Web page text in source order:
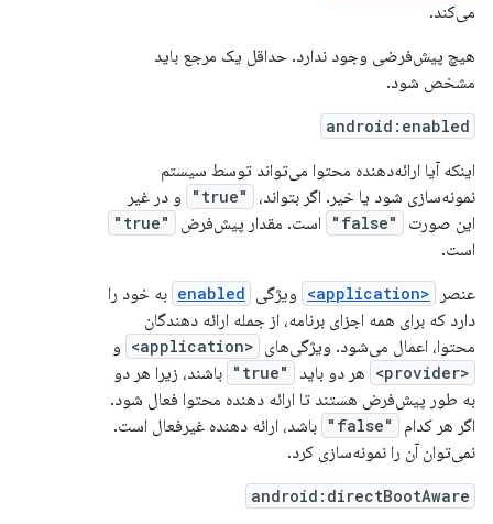
می‌کند.
هیچ پیش‌فرضی وجود ندارد. حداقل یک مرجع باید
مشخص شود.
android:enabled
اینکه آیا ارائه‌دهنده محتوا می‌تواند توسط سیستم
نمونه‌سازی شود یا خیر. اگر بتواند،
"true"
و در غیر
این صورت
"false" است. مقدار پیش‌فرض "true"
است.
عنصر
<application> ویژگی enabled به خود را
دارد که برای همه اجزای برنامه، از جمله ارائه دهندگان
محتوا، اعمال می‌شود. ویژگی‌های <application> و
<provider> هر دو باید "true"
باشند، زیرا هر دو
به طور پیش‌فرض هستند تا ارائه دهنده محتوا فعال شود.
اگر هر کدام
"false"
باشد، ارائه دهنده غیرفعال است.
نمی‌توان آن را نمونه‌سازی کرد.
android:directBootAware